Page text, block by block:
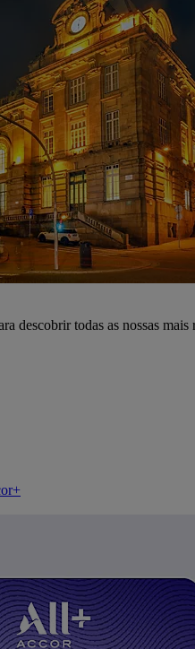
descobrir todas as nossas mais